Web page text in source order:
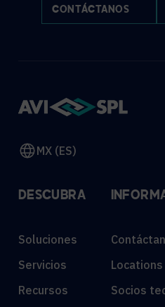
CONTÁCTANOS
MX (ES)
DESCUBRA
Soluciones
Servicios
Recursos
Locations
Socios